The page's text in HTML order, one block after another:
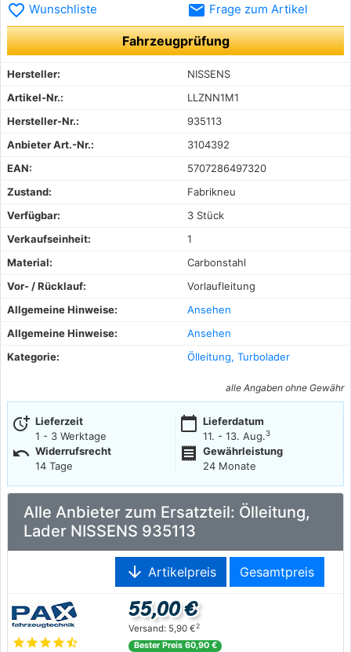
favorite_border Wunschliste email Frage zum Artikel
Fahrzeugprüfung
Hersteller:
NISSENS
Artikel-Nr.:
LLZNN1M1
Hersteller-Nr.:
935113
Anbieter Art.-Nr.:
3104392
EAN:
5707286497320
Zustand:
Fabrikneu
Verfügbar:
3 Stück
Verkaufseinheit:
1
Material:
Carbonstahl
Vor- / Rücklauf:
Vorlaufleitung
Allgemeine Hinweise:
Ansehen
Allgemeine Hinweise:
Ansehen
Kategorie:
Ölleitung, Turbolader
alle Angaben ohne Gewähr
more_time Lieferzeit
1 - 3 Werktage
calendar_today Lieferdatum
11. - 13. Aug.3
undo Widerrufsrecht
14 Tage
receipt
Gewährleistung
24 Monate
Alle Anbieter zum Ersatzteil: Ölleitung,
Lader NISSENS 935113
arrow_downward Artikelpreis Gesamtpreis
starstarstarstarstar_half
55,00 €
Versand: 5,90 €2
Bester Preis 60,90 €